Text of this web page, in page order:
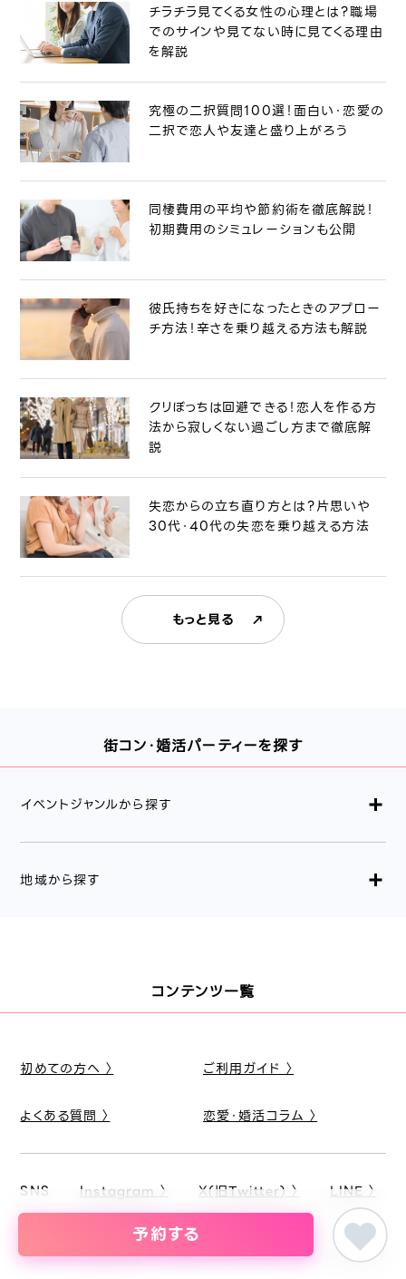
予約する
チラチラ見てくる女性の心理とは？職場
でのサインや見てない時に見てくる理由
を解説
究極の二択質問100選！面白い・恋愛の
二択で恋人や友達と盛り上がろう
同棲費用の平均や節約術を徹底解説！
初期費用のシミュレーションも公開
彼氏持ちを好きになったときのアプロー
チ方法！辛さを乗り越える方法も解説
クリぼっちは回避できる！恋人を作る方
法から寂しくない過ごし方まで徹底解
説
失恋からの立ち直り方とは？片思いや
30代・40代の失恋を乗り越える方法
もっと見る
街コン・婚活パーティーを探す
イベントジャンルから探す
地域から探す
コンテンツ一覧
初めての方へ 〉 ご利用ガイド 〉
よくある質問 〉 恋愛・婚活コラム 〉
SNS Instagram 〉 X(旧Twitter) 〉 LINE 〉
ピア街コン 関東の街コン 東京都の街コン・結婚パーティー 20代限定MBTI